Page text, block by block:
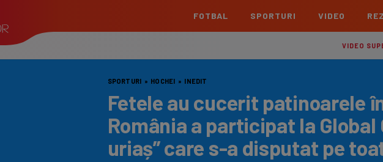
FOTBAL
Liga 2
Echipe Meciuri Clasament
Cupa României Betano
Echipe Meciuri
Echipe
SPORTURI VIDEO
VIDEO
SPORTURI » HOCHEI » INEDIT
Fetele au cucerit patinoarele
România a participat la Global
uriaș” care s-a disputat pe